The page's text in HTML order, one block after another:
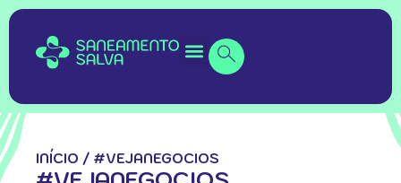
INÍCIO / #VEJANEGOCIOS